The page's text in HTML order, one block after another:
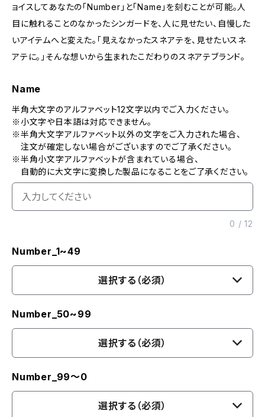
ョイスしてあなたの「Number」と「Name」を刻むことが可能。人
目に触れることのなかったシンガードを、人に見せたい、自慢した
いアイテムへと変えた。「見えなかったスネアテを、見せたいスネ
アテに。」そんな想いから生まれたこだわりのスネアテブランド。
Name
半角大文字のアルファベット12文字以内でご入力ください。
※小文字や日本語は対応できません。
※半角大文字アルファベット以外の文字をご入力された場合、
注文が確定しない場合がございますのでご了承ください。
※半角小文字アルファベットが含まれている場合、
自動的に大文字に変換した製品になることをご了承ください。
0 /12
Number_1~49
選択する（必須）
Number_50~99
選択する（必須）
Number_99〜0
選択する（必須）